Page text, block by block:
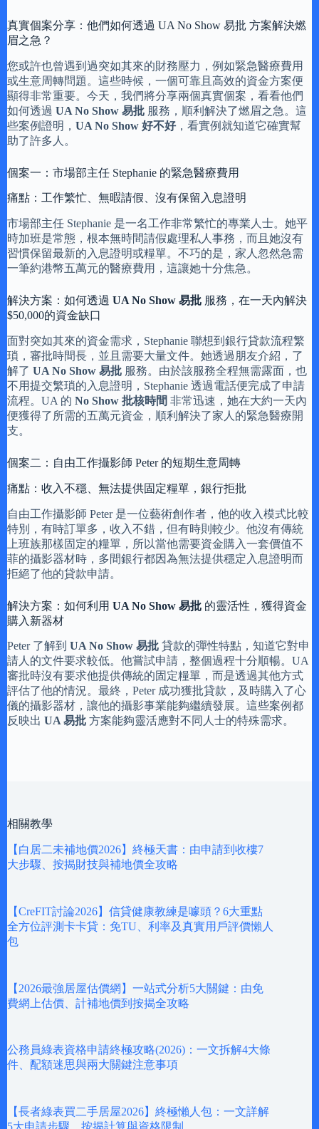
真實個案分享：他們如何透過 UA No Show 易批 方案解決燃
眉之急？
您或許也曾遇到過突如其來的財務壓力，例如緊急醫療費用
或生意周轉問題。這些時候，一個可靠且高效的資金方案便
顯得非常重要。今天，我們將分享兩個真實個案，看看他們
如何透過 UA No Show 易批 服務，順利解決了燃眉之急。這
些案例證明， UA No Show 好不好，看實例就知道它確實幫
助了許多人。
個案一：市場部主任 Stephanie 的緊急醫療費用
痛點：工作繁忙、無暇請假、沒有保留入息證明
市場部主任 Stephanie 是一名工作非常繁忙的專業人士。她平
時加班是常態，根本無時間請假處理私人事務，而且她沒有
習慣保留最新的入息證明或糧單。不巧的是，家人忽然急需
一筆約港幣五萬元的醫療費用，這讓她十分焦急。
解決方案：如何透過 UA No Show 易批 服務，在一天內解決
$50,000的資金缺口
面對突如其來的資金需求，Stephanie 聯想到銀行貸款流程繁
瑣，審批時間長，並且需要大量文件。她透過朋友介紹，了
解了 UA No Show 易批 服務。由於該服務全程無需露面，也
不用提交繁瑣的入息證明，Stephanie 透過電話便完成了申請
流程。UA 的 No Show 批核時間 非常迅速，她在大約一天內
便獲得了所需的五萬元資金，順利解決了家人的緊急醫療開
支。
個案二：自由工作攝影師 Peter 的短期生意周轉
痛點：收入不穩、無法提供固定糧單，銀行拒批
自由工作攝影師 Peter 是一位藝術創作者，他的收入模式比較
特別，有時訂單多，收入不錯，但有時則較少。他沒有傳統
上班族那樣固定的糧單，所以當他需要資金購入一套價值不
菲的攝影器材時，多間銀行都因為無法提供穩定入息證明而
拒絕了他的貸款申請。
解決方案：如何利用 UA No Show 易批 的靈活性，獲得資金
購入新器材
Peter 了解到 UA No Show 易批 貸款的彈性特點，知道它對申
請人的文件要求較低。他嘗試申請，整個過程十分順暢。UA
審批時沒有要求他提供傳統的固定糧單，而是透過其他方式
評估了他的情況。最終，Peter 成功獲批貸款，及時購入了心
儀的攝影器材，讓他的攝影事業能夠繼續發展。這些案例都
反映出 UA 易批 方案能夠靈活應對不同人士的特殊需求。
相關教學
【白居二未補地價2026】終極天書：由申請到收樓7
大步驟、按揭財技與補地價全攻略
【CreFIT討論2026】信貸健康教練是噱頭？6大重點
全方位評測卡卡貸：免TU、利率及真實用戶評價懶人
包
【2026最強居屋估價網】一站式分析5大關鍵：由免
費網上估價、計補地價到按揭全攻略
公務員綠表資格申請終極攻略(2026)：一文拆解4大條
件、配額迷思與兩大關鍵注意事項
【長者綠表買二手居屋2026】終極懶人包：一文詳解